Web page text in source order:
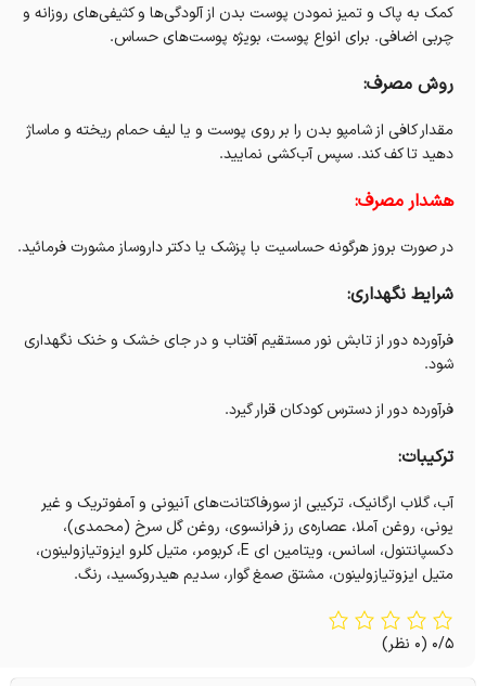
کمک به پاک و تمیز نمودن پوست بدن از آلودگی‌ها و کثیفی‌های روزانه و
چربی اضافی. برای انواع پوست، بویژه پوست‌های حساس.
روش مصرف:
مقدار کافی از شامپو بدن را بر روی پوست و یا لیف حمام ریخته و ماساژ
دهید تا کف کند. سپس آب‌کشی نمایید.
هشدار مصرف:
در صورت بروز هرگونه حساسیت با پزشک یا دکتر داروساز مشورت فرمائید.
شرایط نگهداری:
فرآورده دور از تابش نور مستقیم آفتاب و در جای خشک و خنک نگهداری
شود.
فرآورده دور از دسترس کودکان قرار گیرد.
ترکیبات:
آب، گلاب ارگانیک، ترکیبی از سورفاکتانت‌های آنیونی و آمفوتریک و غیر
یونی، روغن آملا، عصاره‌ی رز فرانسوی، روغن گل سرخ (محمدی)،
دکسپانتنول، اسانس، ویتامین ای E، کربومر، متیل کلرو ایزوتیازولینون،
متیل ایزوتیازولینون، مشتق صمغ گوار، سدیم هیدروکسید‌، رنگ.
0/5 (0 نظر)